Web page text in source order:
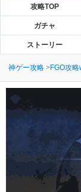
攻略TOP
ガチャ
ストーリー
神ゲー攻略 FGO攻